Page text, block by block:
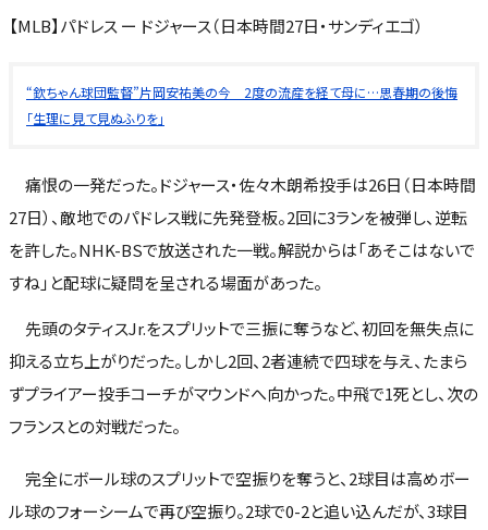
【MLB】パドレス ー ドジャース（日本時間27日・サンディエゴ）
“欽ちゃん球団監督”片岡安祐美の今 2度の流産を経て母に…思春期の後悔
「生理に見て見ぬふりを」
痛恨の一発だった。ドジャース・佐々木朗希投手は26日（日本時間
27日）、敵地でのパドレス戦に先発登板。2回に3ランを被弾し、逆転
を許した。NHK-BSで放送された一戦。解説からは「あそこはないで
すね」と配球に疑問を呈される場面があった。
先頭のタティスJr.をスプリットで三振に奪うなど、初回を無失点に
抑える立ち上がりだった。しかし2回、2者連続で四球を与え、たまら
ずプライアー投手コーチがマウンドへ向かった。中飛で1死とし、次の
フランスとの対戦だった。
完全にボール球のスプリットで空振りを奪うと、2球目は高めボー
ル球のフォーシームで再び空振り。2球で0-2と追い込んだが、3球目